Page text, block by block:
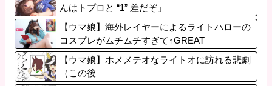
んはトプロと “1” 差だぞ」
【ウマ娘】海外レイヤーによるライトハローの
コスプレがムチムチすぎて↑GREAT
【ウマ娘】ホメメテオなライトオに訪れる悲劇
（この後